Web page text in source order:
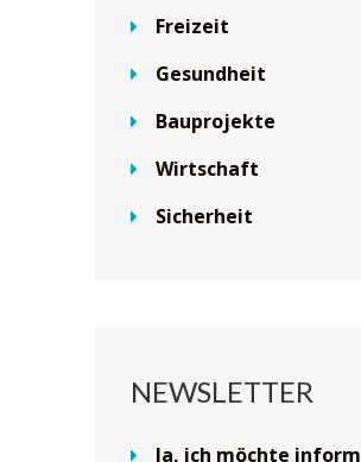
Freizeit
Gesundheit
Bauprojekte
Wirtschaft
Sicherheit
NEWSLETTER
Ja, ich möchte